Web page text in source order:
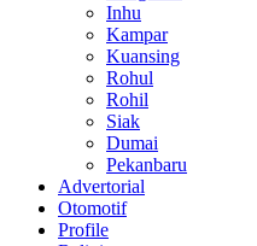
Inhu
Kampar
Kuansing
Rohul
Rohil
Siak
Dumai
Pekanbaru
Advertorial
Otomotif
Profile